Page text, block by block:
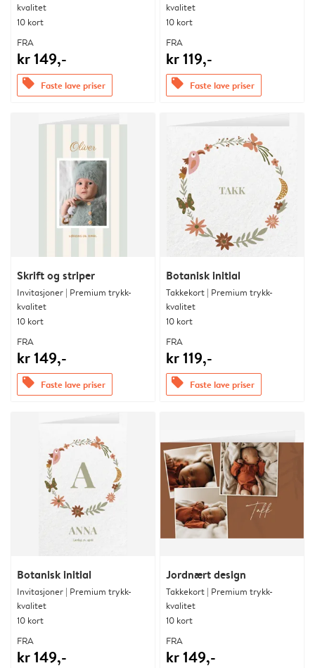
kvalitet
10 kort
FRA
kr 149,-
offers Faste lave priser
kvalitet
10 kort
FRA
kr 119,-
offers Faste lave priser
Skrift og striper
Invitasjoner | Premium trykk-
kvalitet
10 kort
FRA
kr 149,-
offers Faste lave priser
Botanisk initial
Takkekort | Premium trykk-
kvalitet
10 kort
FRA
kr 119,-
offers Faste lave priser
Botanisk initial
Invitasjoner | Premium trykk-
kvalitet
10 kort
FRA
kr 149,-
Jordnært design
Takkekort | Premium trykk-
kvalitet
10 kort
FRA
kr 149,-